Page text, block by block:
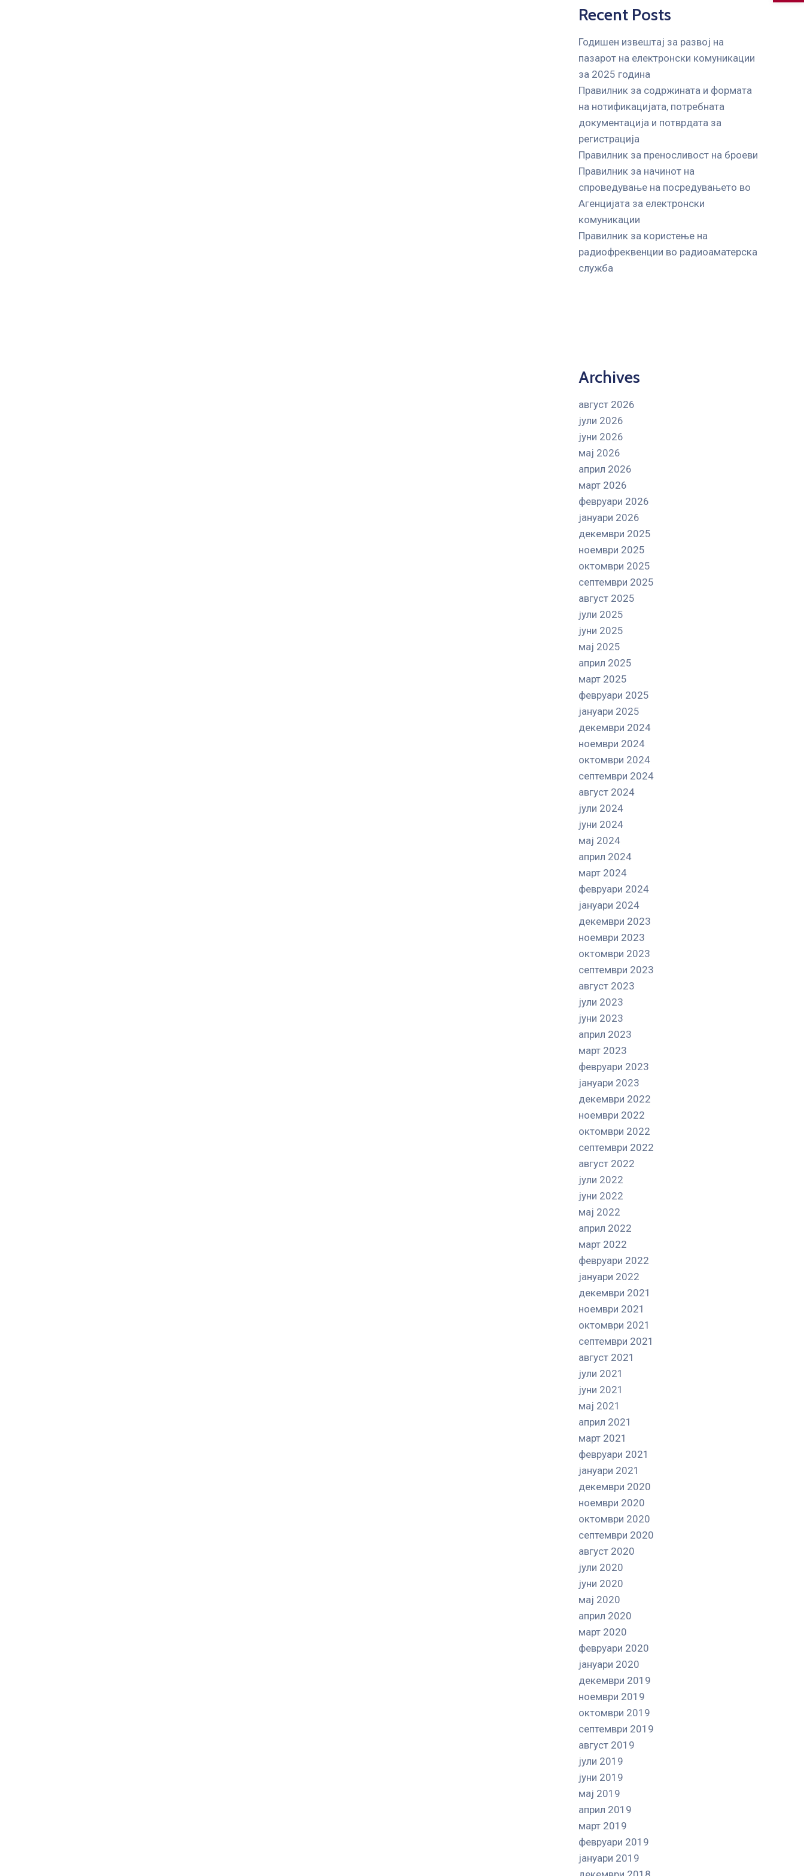
Recent Posts
Годишен извештај за развој на
пазарот на електронски комуникации
за 2025 година
Правилник за содржината и формата
на нотификацијата, потребната
документација и потврдата за
регистрација
Правилник за преносливост на броеви
Правилник за начинот на
спроведување на посредувањето во
Агенцијата за електронски
комуникации
Правилник за користење на
радиофреквенции во радиоаматерска
служба
Archives
август 2026
јули 2026
јуни 2026
мај 2026
април 2026
март 2026
февруари 2026
јануари 2026
декември 2025
ноември 2025
октомври 2025
септември 2025
август 2025
јули 2025
јуни 2025
мај 2025
април 2025
март 2025
февруари 2025
јануари 2025
декември 2024
ноември 2024
октомври 2024
септември 2024
август 2024
јули 2024
јуни 2024
мај 2024
април 2024
март 2024
февруари 2024
јануари 2024
декември 2023
ноември 2023
октомври 2023
септември 2023
август 2023
јули 2023
јуни 2023
април 2023
март 2023
февруари 2023
јануари 2023
декември 2022
ноември 2022
октомври 2022
септември 2022
август 2022
јули 2022
јуни 2022
мај 2022
април 2022
март 2022
февруари 2022
јануари 2022
декември 2021
ноември 2021
октомври 2021
септември 2021
август 2021
јули 2021
јуни 2021
мај 2021
април 2021
март 2021
февруари 2021
јануари 2021
декември 2020
ноември 2020
октомври 2020
септември 2020
август 2020
јули 2020
јуни 2020
мај 2020
април 2020
март 2020
февруари 2020
јануари 2020
декември 2019
ноември 2019
октомври 2019
септември 2019
август 2019
јули 2019
јуни 2019
мај 2019
април 2019
март 2019
февруари 2019
јануари 2019